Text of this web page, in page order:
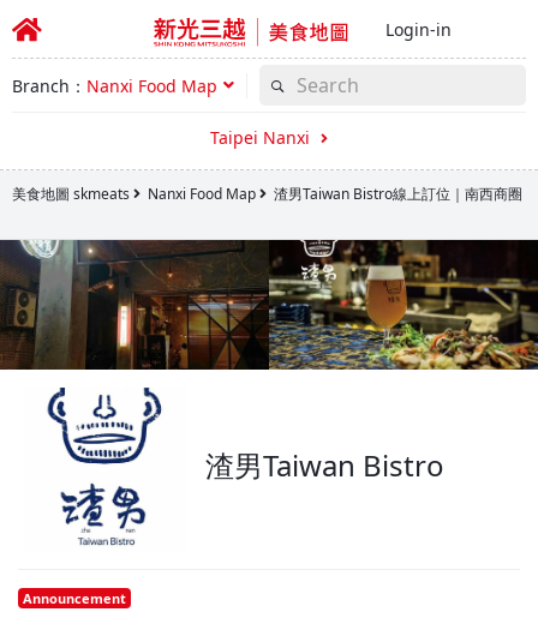
Login-in
Branch： Nanxi Food Map
Taipei Nanxi
美食地圖 skmeats Nanxi Food Map 渣男Taiwan Bistro線上訂位｜南西商圈
渣男Taiwan Bistro
Announcement